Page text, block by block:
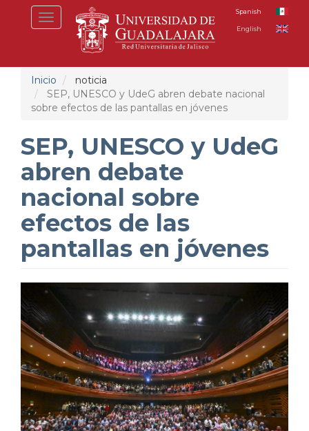
Toggle
navigation
Spanish
English
Inicio
noticia
SEP, UNESCO y UdeG abren debate nacional
sobre efectos de las pantallas en jóvenes
SEP, UNESCO y UdeG
abren debate
nacional sobre
efectos de las
pantallas en jóvenes